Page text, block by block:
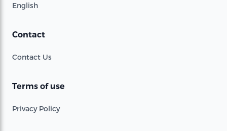
English
Contact
Contact Us
Terms of use
Privacy Policy